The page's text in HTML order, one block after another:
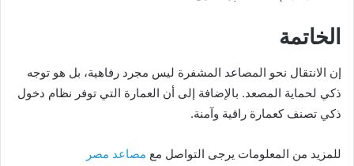
الخاتمة
إن الانتقال نحو المصاعد المشفرة ليس مجرد رفاهية، بل هو توجه
ذكي لحماية المصعد. بالإضافة إلى أن العمارة التي توفر نظام دخول
ذكي تصنف كعمارة راقية وآمنة.
للمزيد من المعلومات يرجى التواصل مع مصاعد مصر